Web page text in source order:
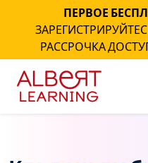
ПЕРВОЕ
РАССРОЧКА